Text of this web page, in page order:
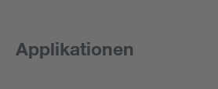
Applikationen